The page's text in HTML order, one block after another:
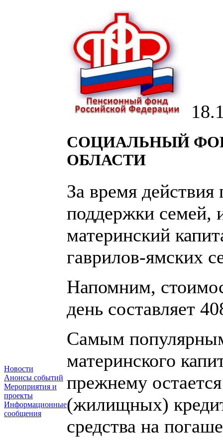
Новости
Анонсы событий
Мероприятия и
проекты
Информационные
сообщения
СОЦИАЛЬНЫЙ
ОБЛАСТИ
За время
поддержки семей,
материнский
гаврилов-ямских
Напомним,
день составляет
Самым
материнского
прежнему
(жилищных)
средства на